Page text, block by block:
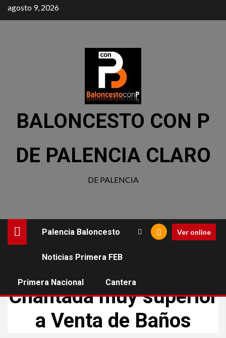
agosto 9, 2026
BALONCESTO CON P
DE PALENCIA CLARO
DE PALENCIA
Palencia Baloncesto
Noticias Primera FEB
Primera Nacional Cantera
Ver online
Chantada muy superior
a Venta de Baños